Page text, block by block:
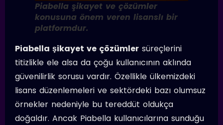
Piabella şikayet ve çözümler
konusuna önem veren lisanslı bir
platformdur.
Piabella şikayet ve çözümler süreçlerini
titizlikle ele alsa da çoğu kullanıcının aklında
güvenilirlik sorusu vardır. Özellikle ülkemizdeki
lisans düzenlemeleri ve sektördeki bazı olumsuz
örnekler nedeniyle bu tereddüt oldukça
doğaldır. Ancak Piabella kullanıcılarına sunduğu